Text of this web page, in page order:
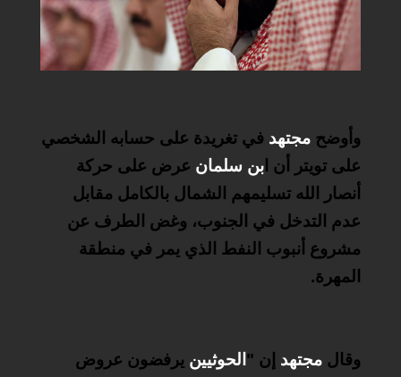
وأوضح مجتهد في تغريدة على حسابه الشخصي
على تويتر أن ا بن سلمان عرض على حركة
أنصار الله تسليمهم الشمال بالكامل مقابل
عدم التدخل في الجنوب، وغض الطرف عن
مشروع أنبوب النفط الذي يمر في منطقة
المهرة.
وقال مجتهد إن " الحوثيين يرفضون عروض